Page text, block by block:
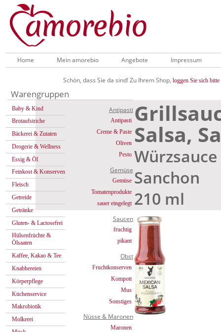
Home Mein amorebio Angebote Impressum
Schön, dass Sie da sind! Zu Ihrem Shop, loggen Sie sich bitte
Warengruppen
Baby & Kind
Brotaufstriche
Bäckerei & Zutaten
Drogerie & Wellness
Essig & Öl
Feinkost & Konserven
Fleisch
Getreide
Getränke
Gluten- & Lactosefrei
Hülsenfrüchte &
Ölsaaten
Kaffee, Kakao & Tee
Knabbereien
Körperpflege
Küchenservice
Makrobiotik
Molkerei
Antipasti
Antipasti
Creme & Paste
Oliven
Pesto
Gemüse
Gemüse
Tomatenprodukte
sauer eingelegt
Saucen
fruchtig
pikant
Obst
Fruchtkonserven
Kompott
Mus
Sonstiges
Nüsse & Maronen
Maronen
Salsa,
Sanchon
210 ml